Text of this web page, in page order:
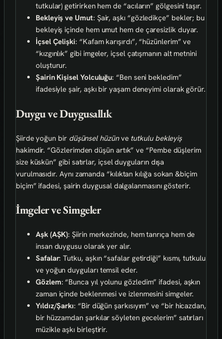
tutkular) getirirken hem de “acıların” gölgesini taşır.
Bekleyiş ve Umut: Şair, aşkı “gözledikçe” bekler; bu
bekleyiş içinde hem umut hem de çaresizlik duyar.
İçsel Çelişki: “Kafam karışırdı”, “hüzünlerim” ve
“kızgınlık” gibi imgeler, içsel çatışmanın alt metnini
oluşturur.
Şairin Kişisel Yolculuğu: “Ben seni bekledim”
ifadesiyle şair, aşkı bir yaşam deneyimi olarak görür.
Duygu ve Duygusallık
Şiirde yoğun bir düşünsel hüzünve tutkulu bekleyiş
hakimdir. “Gözlerimden düşün artık” ve “Pembe düşlerim
size küskün” gibi satırlar, içsel duyguların dışa
vurulmasıdır. Aynı zamanda “kılıktan kılığa sokan &biçim
biçim” ifadesi, şairin duygusal dalgalanmasını gösterir.
İmgeler ve Simgeler
Aşk (AŞK): Şiirin merkezinde, hem tanrıça hem de
insan duygusu olarak yer alır.
Safalar: Tutku, aşkın “safalar getirdiği” kısmı, tutkulu
ve yoğun duyguları temsil eder.
Gözlem: “Bunca yıl yolunu gözledim” ifadesi, aşkın
zaman içinde beklenmesi ve izlenmesini simgeler.
Yıldız/Şarkı: “Bir düğün şarkısıyım” ve “bir hicazdan,
bir hüzzamdan şarkılar söyleten gecelerim” satırları
müzikle aşkı birleştirir.